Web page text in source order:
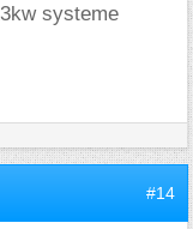
systeme
#14